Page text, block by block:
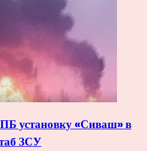
установку «Сиваш» в
ЗСУ